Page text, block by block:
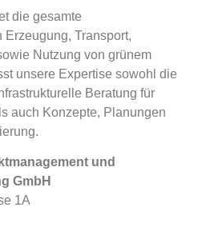
die gesamte
Transport,
Nutzung von grünem
unsere Expertise sowohl die
Beratung für
auch Konzepte, Planungen
und
GmbH
1A